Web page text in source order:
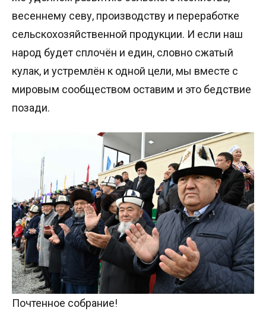
весеннему севу, производству и переработке
сельскохозяйственной продукции. И если наш
народ будет сплочён и един, словно сжатый
кулак, и устремлён к одной цели, мы вместе с
мировым сообществом оставим и это бедствие
позади.
Почтенное собрание!